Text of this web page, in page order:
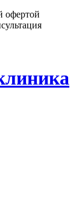
офертой